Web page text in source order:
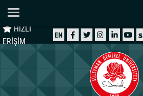
HIZLI
ERİŞİM
EN
ÜNİVERSİTEMİZ